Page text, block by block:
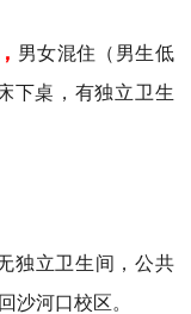
男女混住（男生低
下桌，有独立卫生
独立卫生间，公共
沙河口校区。